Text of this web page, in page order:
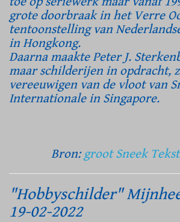
grote doorbraak in het Verre
tentoonstelling van
in Hongkong.
Daarna maakte Peter J.
maar schilderijen in opdracht,
vereeuwigen van de vloot van
Internationale in
Bron:groot Sneek
"Hobbyschilder"
19-02-2022